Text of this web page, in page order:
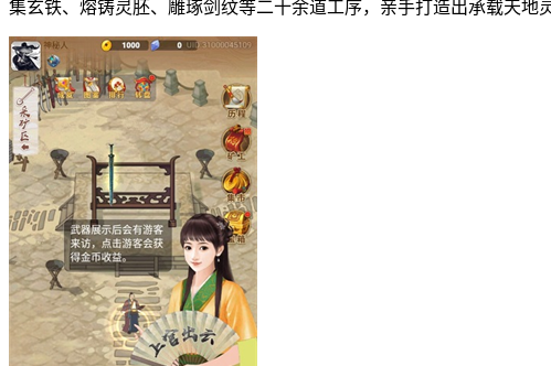
集玄铁、熔铸灵胚、雕琢剑纹等二十余道工序，亲手打造出承载天地